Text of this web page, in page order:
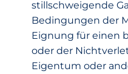
stillschweigende
Bedingungen der
Eignung für einen
oder der
Eigentum oder